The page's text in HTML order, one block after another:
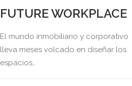
FUTURE WORKPLACE
El mundo inmobiliario y corporativo
lleva meses volcado en diseñar los
espacios…